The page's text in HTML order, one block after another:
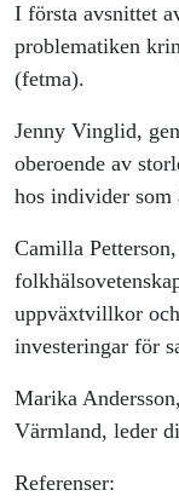
I första avsnittet
problematiken
(fetma).
Jenny Vinglid,
oberoende av
hos individer som
Camilla
uppväxtvillkor
investeringar för
Marika
Värmland, leder
Referenser: